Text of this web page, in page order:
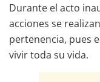
Durante el acto
acciones se
pertenencia, pues
vivir toda su vida.